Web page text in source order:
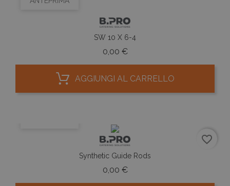
SW 10 X 6-4
0,00 €Prezzo
AGGIUNGI AL CARRELLO
Synthetic Guide Rods
0,00 €Prezzo
favorite_border